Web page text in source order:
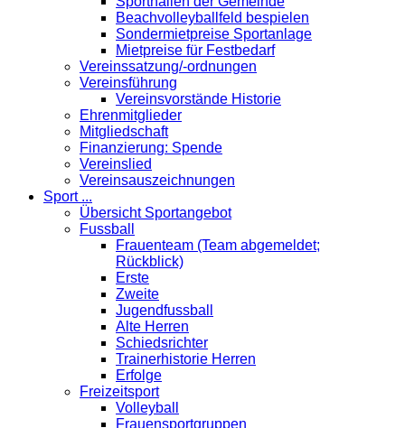
Beachvolleyballfeld bespielen
Sondermietpreise Sportanlage
Mietpreise für Festbedarf
Vereinssatzung/-ordnungen
Vereinsführung
Vereinsvorstände Historie
Ehrenmitglieder
Mitgliedschaft
Finanzierung: Spende
Vereinslied
Vereinsauszeichnungen
Sport ...
Übersicht Sportangebot
Fussball
Frauenteam (Team abgemeldet;
Rückblick)
Erste
Zweite
Jugendfussball
Alte Herren
Schiedsrichter
Trainerhistorie Herren
Erfolge
Freizeitsport
Volleyball
Frauensportgruppen